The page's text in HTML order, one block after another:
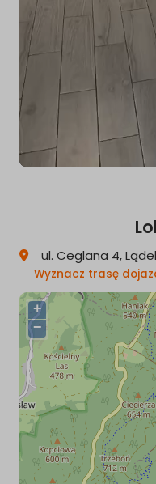
ul. Ceglana 4,
Wyznacz trasę
+
−